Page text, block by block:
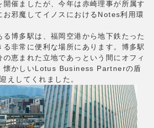
開催ましたが、今年は赤崎理事が所属す
お邪魔してイノスにおけるNotes利用環
る博多駅は、福岡空港から地下鉄たった
る非常に便利な場所にあります。博多駅
恵まれた立地であっという間にオフィ
懐かしいLotus Business Partnerの盾
えしてくれました。